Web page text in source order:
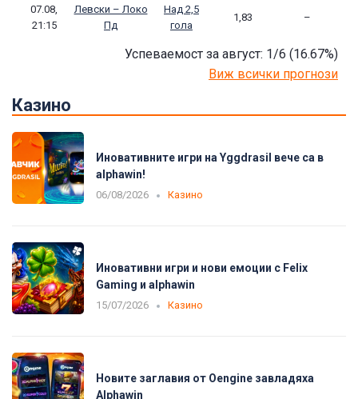
07.08,
21:15
Левски – Локо
Пд
Над 2,5
гола
1,83 –
Успеваемост за август: 1/6 (16.67%)
Виж всички прогнози
Казино
Иновативните игри на Yggdrasil вече са в
alphawin!
06/08/2026 Казино
Иновативни игри и нови емоции с Felix
Gaming и alphawin
15/07/2026 Казино
Новите заглавия от Oengine завладяха
Alphawin